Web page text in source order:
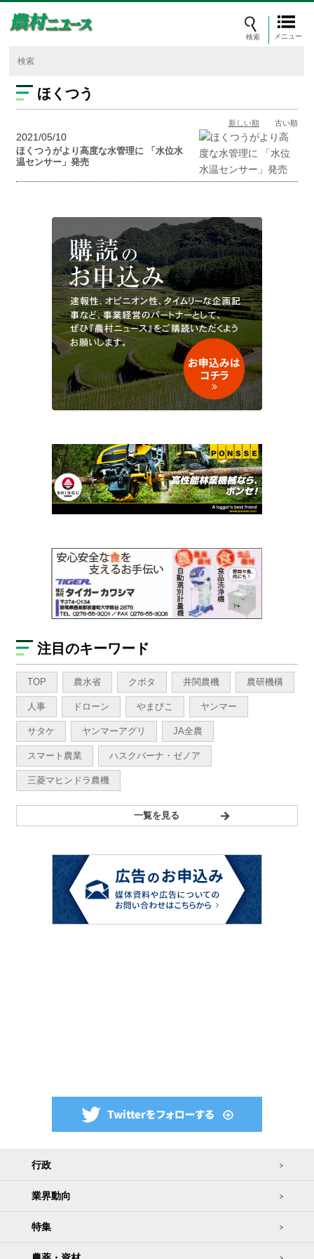
メニュー
ほくつう
新しい順 古い順
2021/05/10
ほくつうがより高度な水管理に 「水位水
温センサー」発売
注目のキーワード
TOP 農水省 クボタ 井関農機 農研機構
人事 ドローン やまびこ ヤンマー
サタケ ヤンマーアグリ JA全農
スマート農業 ハスクバーナ・ゼノア
三菱マヒンドラ農機
一覧を見る
行政
業界動向
特集